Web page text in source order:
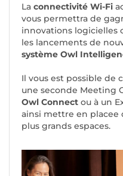
La connectivité Wi-Fi
vous permettra de
innovations logicielles
les lancements de
système Owl
Il vous est possible de
une seconde Meeting
Owl Connect ou à un
ainsi mettre en placee
plus grands espaces.